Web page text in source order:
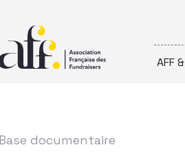
AFF
documentaire